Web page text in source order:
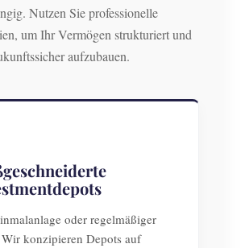
Nutzen Sie professionelle
um Ihr Vermögen strukturiert und
aufzubauen.
oder regelmäßiger
konzipieren Depots auf